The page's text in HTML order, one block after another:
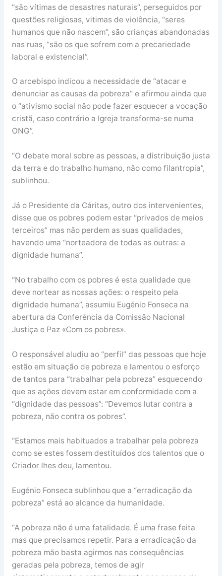
“são vítimas de desastres naturais”, perseguidos por
questões religiosas, vitimas de violência, “seres
humanos que não nascem”, são crianças abandonadas
nas ruas, “são os que sofrem com a precariedade
laboral e existencial”.
O arcebispo indicou a necessidade de “atacar e
denunciar as causas da pobreza” e afirmou ainda que
o “ativismo social não pode fazer esquecer a vocação
cristã, caso contrário a Igreja transforma-se numa
ONG”.
“O debate moral sobre as pessoas, a distribuição justa
da terra e do trabalho humano, não como filantropia”,
sublinhou.
Já o Presidente da Cáritas, outro dos intervenientes,
disse que os pobres podem estar “privados de meios
terceiros” mas não perdem as suas qualidades,
havendo uma “norteadora de todas as outras: a
dignidade humana”.
“No trabalho com os pobres é esta qualidade que
deve nortear as nossas ações: o respeito pela
dignidade humana”, assumiu Eugénio Fonseca na
abertura da Conferência da Comissão Nacional
Justiça e Paz «Com os pobres».
O responsável aludiu ao “perfil” das pessoas que hoje
estão em situação de pobreza e lamentou o esforço
de tantos para “trabalhar pela pobreza” esquecendo
que as ações devem estar em conformidade com a
“dignidade das pessoas”: “Devemos lutar contra a
pobreza, não contra os pobres”.
“Estamos mais habituados a trabalhar pela pobreza
como se estes fossem destituídos dos talentos que o
Criador lhes deu, lamentou.
Eugénio Fonseca sublinhou que a “erradicação da
pobreza” está ao alcance da humanidade.
“A pobreza não é uma fatalidade. É uma frase feita
mas que precisamos repetir. Para a erradicação da
pobreza mão basta agirmos nas consequências
geradas pela pobreza, temos de agir